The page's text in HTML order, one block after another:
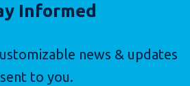
Informed
news & updates
sent to you.